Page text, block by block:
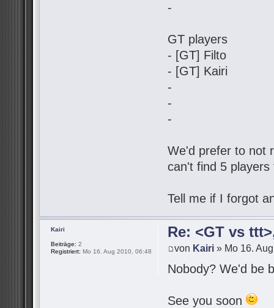
-
GT players
- [GT] Filto
- [GT] Kairi
-
-
-
We'd prefer to not
can't find 5
Tell me if I forgot
Re: <GT vs
von Kairi » Mo 16.
Nobody? We'd be
See you soon
Kairi
Beiträge: 2
Registriert: Mo 16. Aug 2010, 06:48